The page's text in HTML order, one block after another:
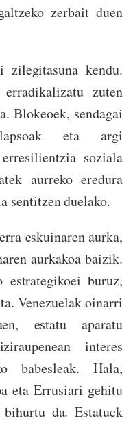
zerbait duen
kendu.
zuten
Blokeoek, sendagai
eta argi
soziala
aurreko eredura
sentitzen duelako.
eskuinaren aurka,
aurkakoa baizik.
buruz,
Venezuelak oinarri
estatu aparatu
interes
babesleak. Hala,
eta Errusiari gehitu
da. Estatuek